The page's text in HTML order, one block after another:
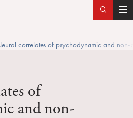
T
g
correlates of psychodynamic and
of
and non-